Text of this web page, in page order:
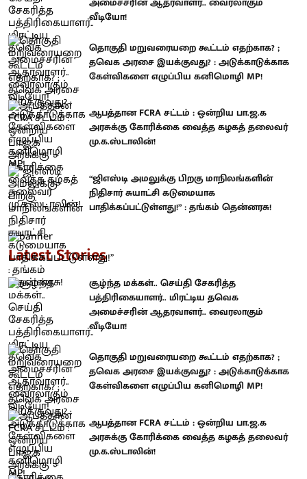
வீடியோ!
தொகுதி மறுவரையறை கூட்டம் எதற்காக? ;
தவெக அரசை இயக்குவது? : அடுக்காடுக்காக
கேள்விகளை எழுப்பிய கனிமொழி MP!
ஆபத்தான FCRA சட்டம் : ஒன்றிய பா.ஜ.க
அரசுக்கு கோரிக்கை வைத்த கழகத் தலைவர்
மு.க.ஸ்டாலின்!
“ஜிஎஸ்டி அமலுக்கு பிறகு மாநிலங்களின்
நிதிசார் சுயாட்சி கடுமையாக
பாதிக்கப்பட்டுள்ளது!” : தங்கம் தென்னரசு!
Latest Stories
சூழ்ந்த மக்கள்.. செய்தி சேகரித்த
பத்திரிகையாளர்.. மிரட்டிய தவெக
அமைச்சரின் ஆதரவாளர்.. வைரலாகும்
வீடியோ!
தொகுதி மறுவரையறை கூட்டம் எதற்காக? ;
தவெக அரசை இயக்குவது? : அடுக்காடுக்காக
கேள்விகளை எழுப்பிய கனிமொழி MP!
ஆபத்தான FCRA சட்டம் : ஒன்றிய பா.ஜ.க
அரசுக்கு கோரிக்கை வைத்த கழகத் தலைவர்
மு.க.ஸ்டாலின்!